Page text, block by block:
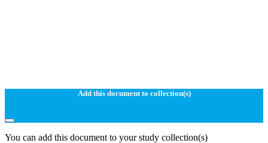
Add this document to collection(s)
You can add this document to your study collection(s)